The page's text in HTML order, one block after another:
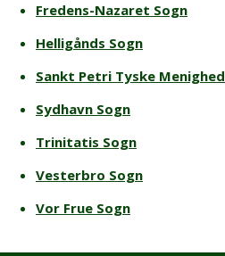
Fredens-Nazaret Sogn
Helligånds Sogn
Sankt Petri Tyske Menighed
Sydhavn Sogn
Trinitatis Sogn
Vesterbro Sogn
Vor Frue Sogn